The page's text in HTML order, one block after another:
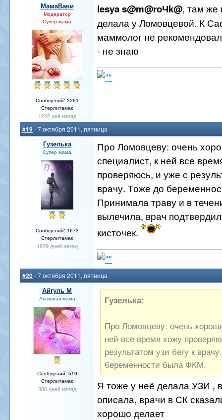
МамаВани
Модератор
Супер мама
Сообщений: 3261
Стерлитамак
1242 дня назад
lesya s@m@roЧk@, там же
делала у Ломовцевой. К
маммолог не
- не знаю
#19- 7 октября 2011, пятница
Гузелька
Супер мама
Сообщений: 1673
Стерлитамак
1829 дней назад
Про Ломовцеву: очень
специалист, к ней все
проверяюсь, и уже с
врачу. Тоже до
Принимала траву и в
вылечила, врач
кисточек.
#20- 7 октября 2011, пятница
Айгуль М
Активная мама
Сообщений: 519
Стерлитамак
380 дней назад
Гузелька:
Про Ломовцеву: очень
ней все время хожу
результатом узи бегу к
беременности была ФКМ.
Я тоже у неё делала УЗИ ,
описала, врачи в СК
хорошо делает